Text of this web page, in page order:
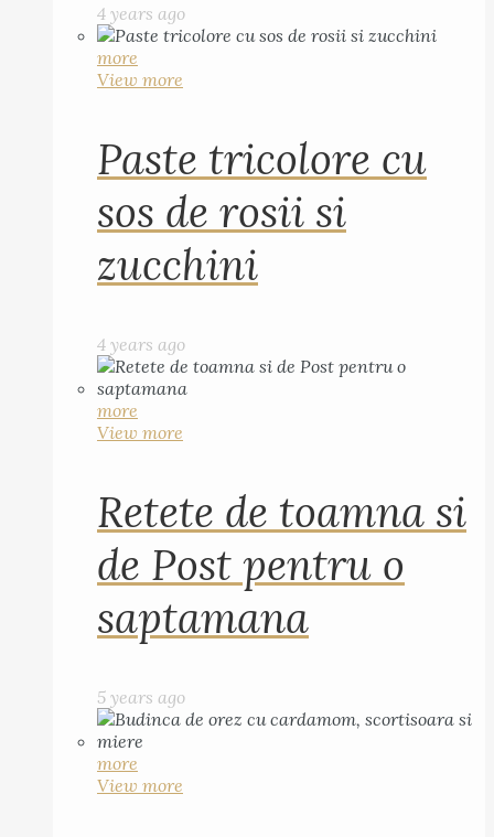
4 years ago
more
View more
Paste tricolore cu
sos de rosii si
zucchini
4 years ago
more
View more
Retete de toamna si
de Post pentru o
saptamana
5 years ago
more
View more